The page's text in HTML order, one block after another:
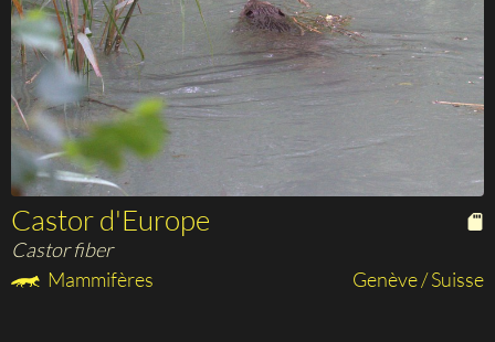
Castor d'Europe
Castor fiber
Mammifères
Genève / Suisse